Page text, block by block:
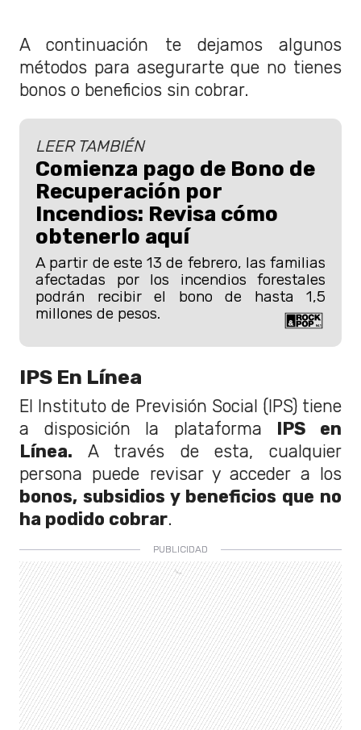
A continuación te dejamos algunos
métodos para asegurarte que no tienes
bonos o beneficios sin cobrar.
LEER TAMBIÉN
Comienza pago de Bono de
Recuperación por
Incendios: Revisa cómo
obtenerlo aquí
A partir de este 13 de febrero, las familias
afectadas por los incendios forestales
podrán recibir el bono de hasta 1,5
millones de pesos.
IPS En Línea
El Instituto de Previsión Social (IPS) tiene
a disposición la plataforma IPS en
Línea. A través de esta, cualquier
persona puede revisar y acceder a los
bonos, subsidios y beneficios que no
ha podido cobrar.